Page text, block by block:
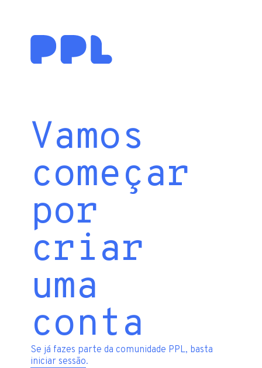
Vamos
começar
por
criar
uma
conta
Se já fazes parte da comunidade PPL, basta
iniciar sessão.